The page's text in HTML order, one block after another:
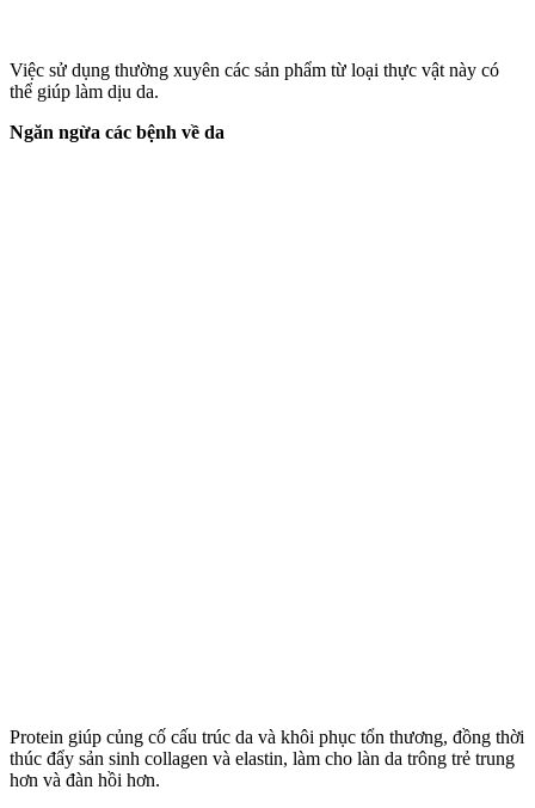
Việc sử dụng thường xuyên các sản phẩm từ loại thực vật này có
thể giúp làm dịu da.
Ngăn ngừa các bệnh về da
Protein giúp củng cố cấu trúc da và khôi phục tổn thương, đồng thời
thúc đẩy sản sinh collagen và elastin, làm cho làn da trông trẻ trung
hơn và đàn hồi hơn.